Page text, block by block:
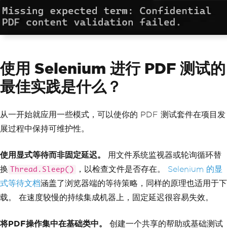
使用 Selenium 进行 PDF 测试的
最佳实践是什么？
从一开始就应用一些模式，可以使你的 PDF 测试套件在项目发
展过程中保持可维护性。
使用显式等待而非固定延迟。
用文件系统监视器或轮询循环替
换
Thread.Sleep() ，以检查文件是否存在。 Selenium 的显
式等待文档涵盖了浏览器端的等待策略，同样的原理也适用于下
载。 在速度较慢的持续集成机器上，固定延迟很容易失效。
将PDF操作集中在基础类中。
创建一个共享的帮助或基础测试